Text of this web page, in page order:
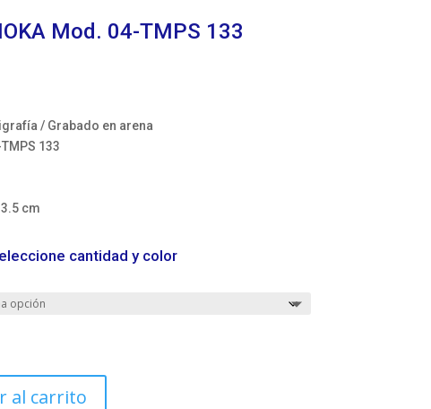
Mod. 04-TMPS 133
/ Grabado en arena
133
cm
cantidad y color
al carrito